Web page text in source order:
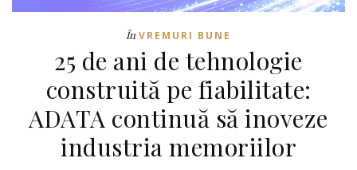
În VREMURI BUNE
25 de ani de tehnologie
construită pe fiabilitate:
ADATA continuă să inoveze
industria memoriilor